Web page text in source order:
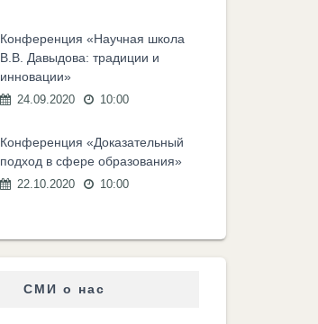
Конференция «Научная школа
В.В. Давыдова: традиции и
инновации»
24.09.2020 10:00
Конференция «Доказательный
подход в сфере образования»
22.10.2020 10:00
СМИ о нас